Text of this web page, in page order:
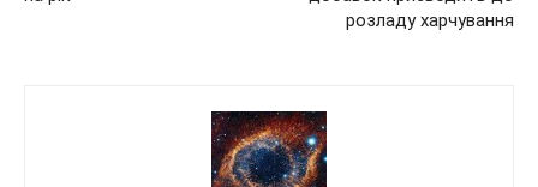
розладу харчування